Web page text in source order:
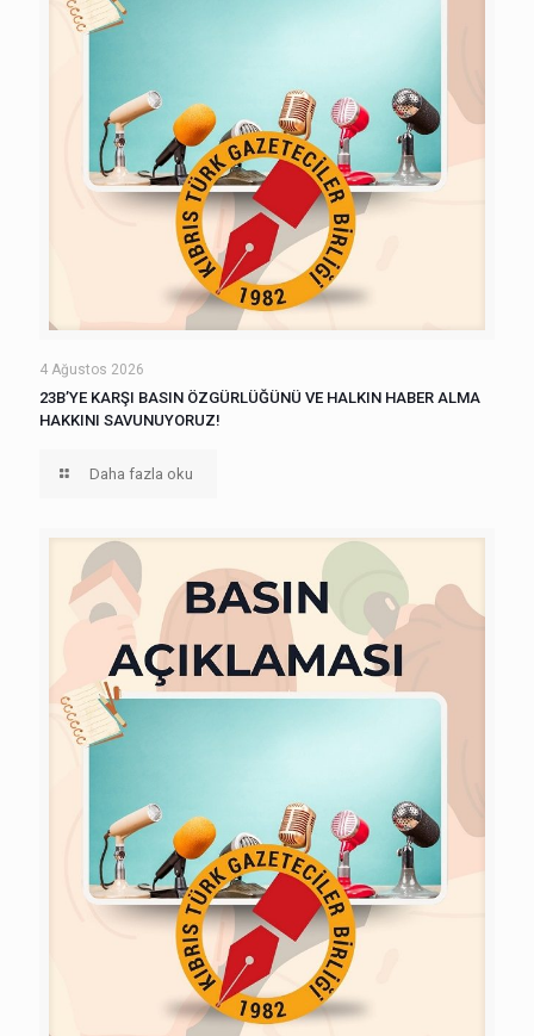
4 Ağustos 2026
23B’YE KARŞI BASIN ÖZGÜRLÜĞÜNÜ VE HALKIN HABER ALMA
HAKKINI SAVUNUYORUZ!
Daha fazla oku